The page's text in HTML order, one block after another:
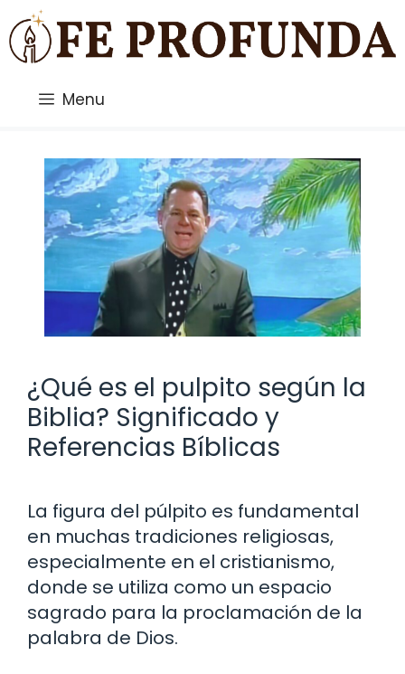
Saltar
al
contenido
Menu
¿Qué es el pulpito según la
Biblia? Significado y
Referencias Bíblicas
La figura del púlpito es fundamental
en muchas tradiciones religiosas,
especialmente en el cristianismo,
donde se utiliza como un espacio
sagrado para la proclamación de la
palabra de Dios.